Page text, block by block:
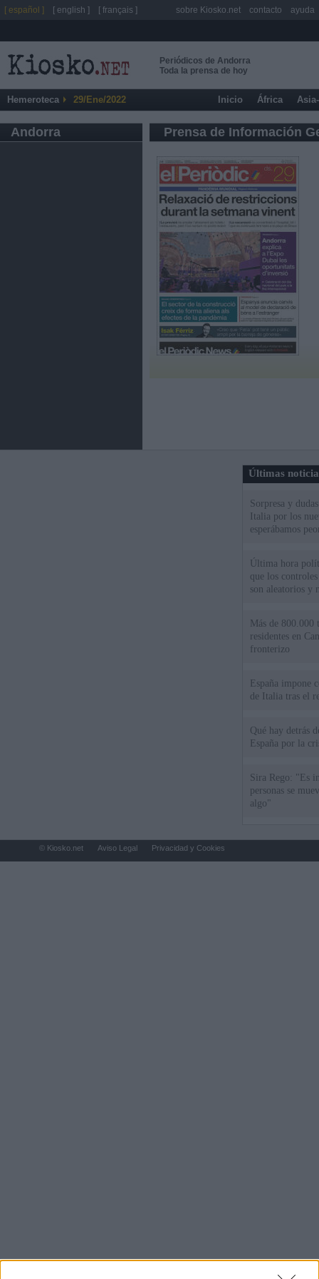
Periódicos de Andorra
Toda la prensa de hoy
Hemeroteca 29/Ene/2022 Inicio África
Andorra Prensa de Información
Últimas
Sorpresa y
Italia por los
esperábamos
Última hora
que los
son aleatorios y
Más de 800.000
residentes en
fronterizo
España impone
de Italia tras el
Qué hay detrás
España por la
Sira Rego: "Es
personas se
algo"
[ español ] [ english ] [ français ] sobre Kiosko.net contacto ayuda
© Kiosko.net Aviso Legal Privacidad y Cookies